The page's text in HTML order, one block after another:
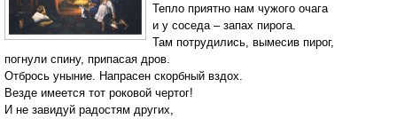
Тепло приятно нам чужого очага
и у соседа – запах пирога.
Там потрудились, вымесив пирог,
погнули спину, припасая дров.
Отбрось уныние. Напрасен скорбный вздох.
Везде имеется тот роковой чертог!
И не завидуй радостям других,